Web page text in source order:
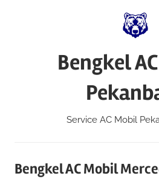
Bengkel
Service AC Mobil
Bengkel AC Mobil